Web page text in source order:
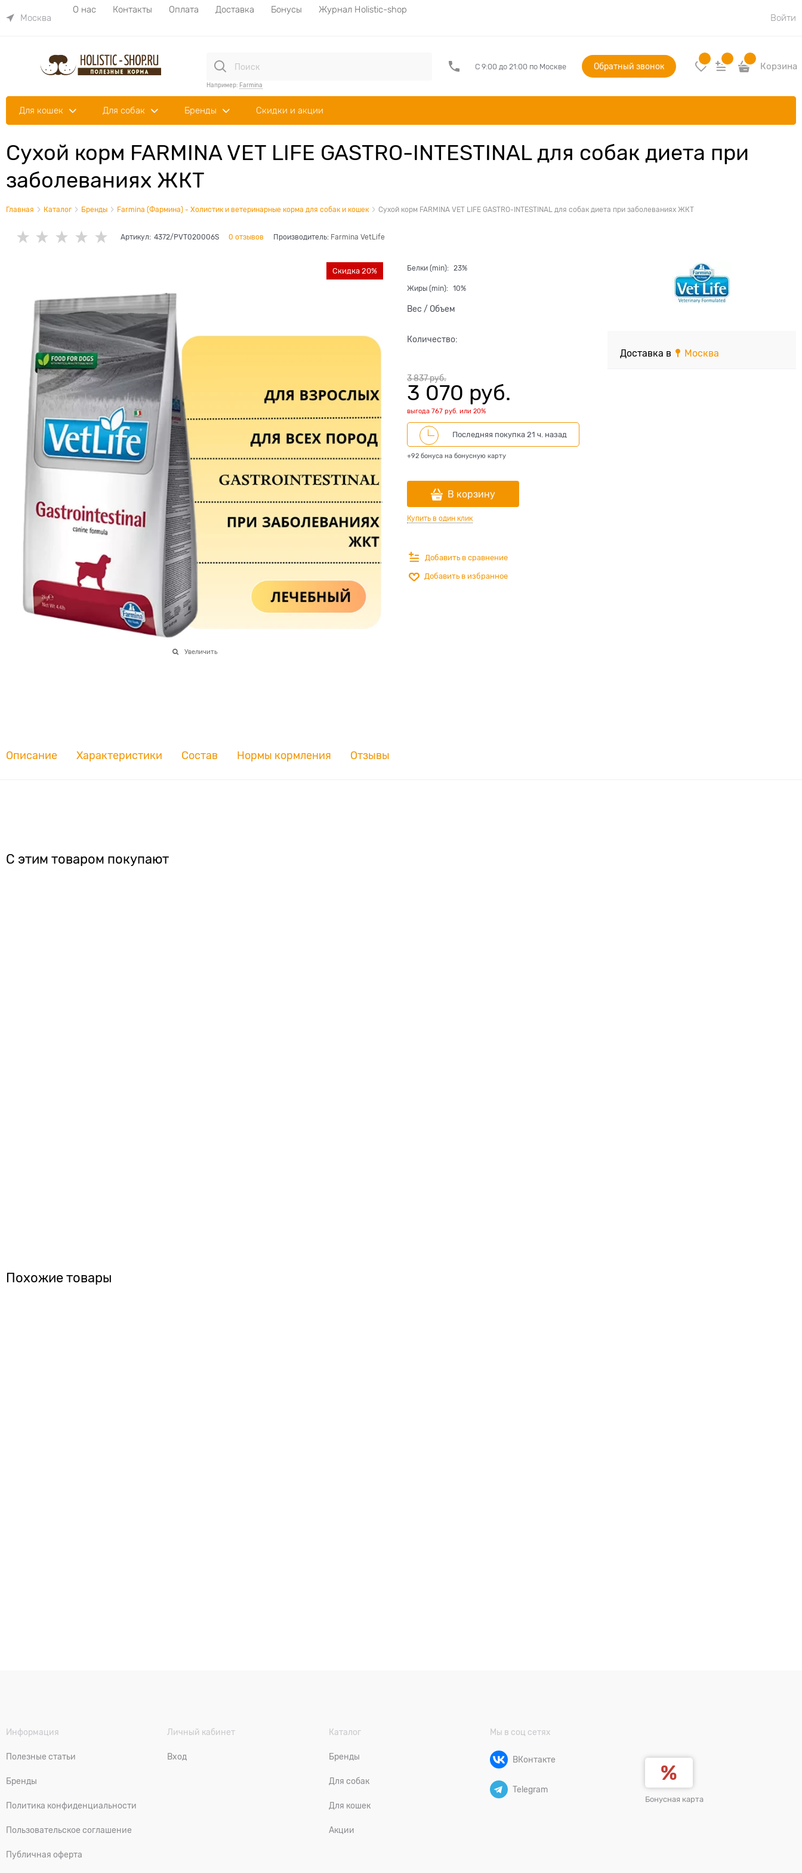
Москва
О нас Контакты Оплата Доставка Бонусы
Журнал Holistic-shop
Войти
Например: Farmina
С 9:00 до 21:00 по Москве Обратный звонок Корзина
Для кошек Для собак Бренды Скидки и акции
Сухой корм FARMINA VET LIFE GASTRO-INTESTINAL для собак диета при
заболеваниях ЖКТ
Главная Каталог Бренды Farmina (Фармина) - Холистик и ветеринарные корма для собак и кошек Сухой корм FARMINA VET LIFE GASTRO-INTESTINAL для собак диета при заболеваниях ЖКТ
Артикул: 4372/PVT020006S 0 отзывов Производитель: Farmina VetLife
Скидка 20%
Увеличить
Белки (min): 23%
Жиры (min): 10%
Вес / Объем
Количество:
3 837 руб.
3 070 руб.
выгода 767 руб. или 20%
Последняя покупка 21 ч. назад
+92 бонуса на бонусную карту
В корзину
Купить в один клик
Добавить в сравнение
Добавить в избранное
Доставка в Москва
Описание Характеристики Состав Нормы кормления Отзывы
С этим товаром покупают
Похожие товары
Информация
Полезные статьи
Бренды
Политика конфиденциальности
Пользовательское соглашение
Публичная оферта
Личный кабинет
Вход
Каталог
Бренды
Для собак
Для кошек
Акции
Мы в соц сетях
ВКонтакте
Telegram
Бонусная карта